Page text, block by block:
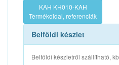
KAH KH010-KAH
Termékoldal, referenciák
Belföldi készlet
Belföldi készletről szállítható,